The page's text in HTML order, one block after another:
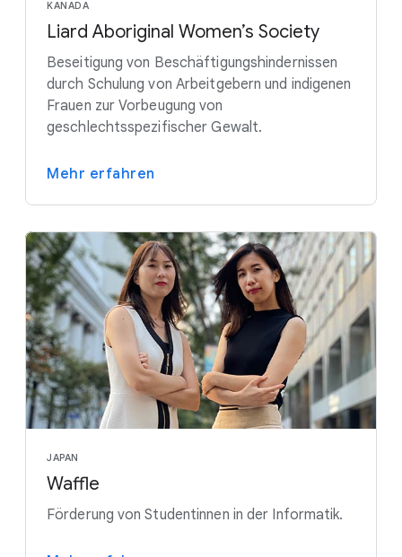
KANADA
Liard Aboriginal Women’s Society
Beseitigung von Beschäftigungshindernissen
durch Schulung von Arbeitgebern und indigenen
Frauen zur Vorbeugung von
geschlechtsspezifischer Gewalt.
Mehr erfahren
JAPAN
Waffle
Förderung von Studentinnen in der Informatik.